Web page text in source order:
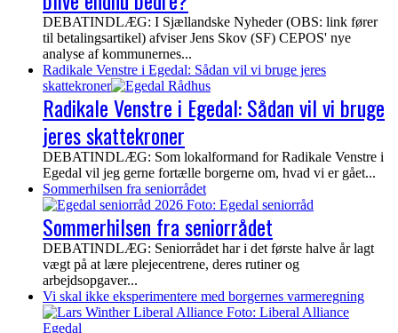
DEBATINDLÆG: I Sjællandske Nyheder (OBS: link fører
til betalingsartikel) afviser Jens Skov (SF) CEPOS' nye
analyse af kommunernes...
Radikale Venstre i Egedal: Sådan vil vi bruge jeres
skattekroner
Radikale Venstre i Egedal: Sådan vil vi bruge
jeres skattekroner
DEBATINDLÆG: Som lokalformand for Radikale Venstre i
Egedal vil jeg gerne fortælle borgerne om, hvad vi er gået...
Sommerhilsen fra seniorrådet
Sommerhilsen fra seniorrådet
DEBATINDLÆG: Seniorrådet har i det første halve år lagt
vægt på at lære plejecentrene, deres rutiner og
arbejdsopgaver...
Vi skal ikke eksperimentere med borgernes varmeregning